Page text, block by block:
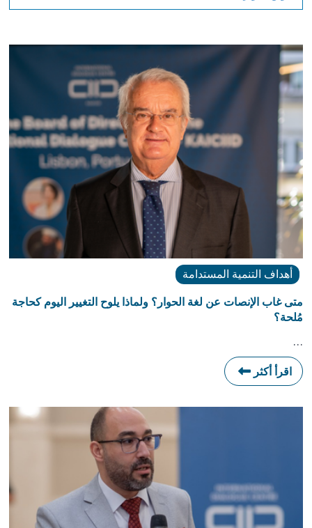
أهداف التنمية المستدامة
متى غاب الإنصات عن لغة الحوار؟ ولماذا يلوح التغيير اليوم كحاجة
مُلحة؟
…
اقرأ أكثر